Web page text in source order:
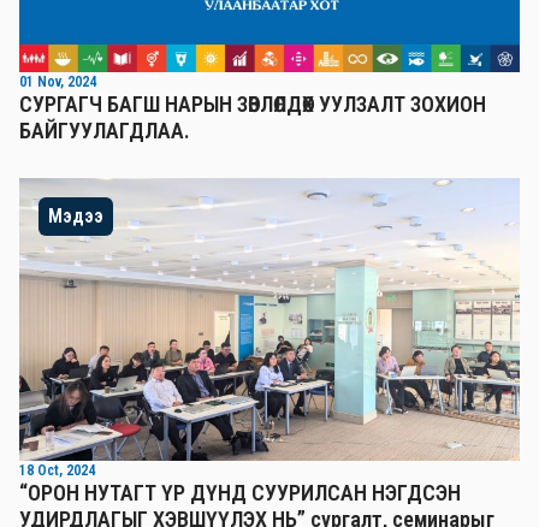
01 Nov, 2024
СУРГАГЧ БАГШ НАРЫН ЗӨВЛӨЛДӨХ УУЛЗАЛТ ЗОХИОН
БАЙГУУЛАГДЛАА.
Мэдээ
18 Oct, 2024
“ОРОН НУТАГТ ҮР ДҮНД СУУРИЛСАН НЭГДСЭН
УДИРДЛАГЫГ ХЭВШҮҮЛЭХ НЬ” сургалт, семинарыг